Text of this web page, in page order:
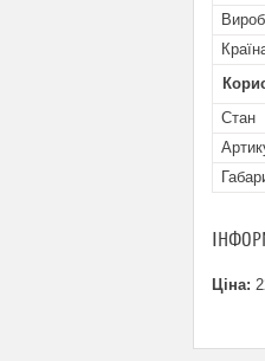
Стан
Ціна: